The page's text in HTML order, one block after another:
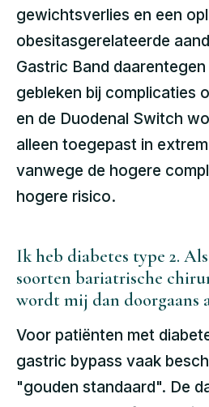
gewichtsverlies en een
obesitasgerelateerde
Gastric Band
gebleken bij complicaties
en de Duodenal Switch
alleen toegepast in
vanwege de hogere
hogere risico.
Ik heb diabetes type 2.
soorten bariatrische
wordt mij dan doorgaans
Voor patiënten met
gastric bypass vaak
"gouden standaard". De